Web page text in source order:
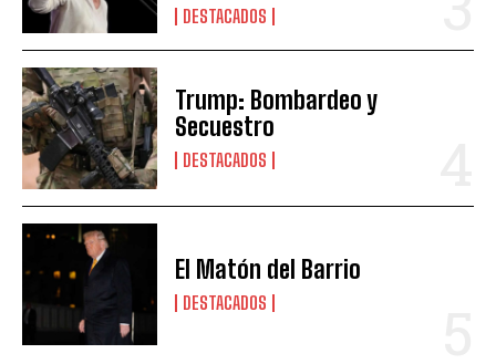
DESTACADOS
Trump: Bombardeo y
Secuestro
DESTACADOS
El Matón del Barrio
DESTACADOS